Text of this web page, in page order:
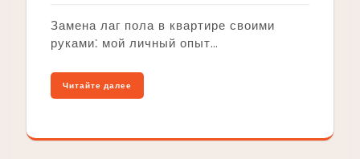
Замена лаг пола в квартире своими
руками⁚ мой личный опыт…
Читайте далее